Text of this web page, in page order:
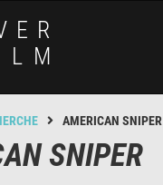
AMERICAN SNIPER
SNIPER